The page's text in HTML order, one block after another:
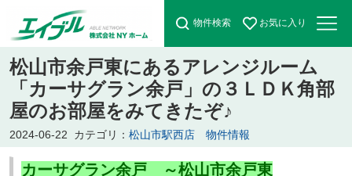
物件検索 お気に入り
松山市余戸東にあるアレンジルーム
「カーサグラン余戸」の３ＬＤＫ角部
屋のお部屋をみてきたぞ♪
2024-06-22 カテゴリ： 松山市駅西店 物件情報
カーサグラン余戸 ～松山市余戸東